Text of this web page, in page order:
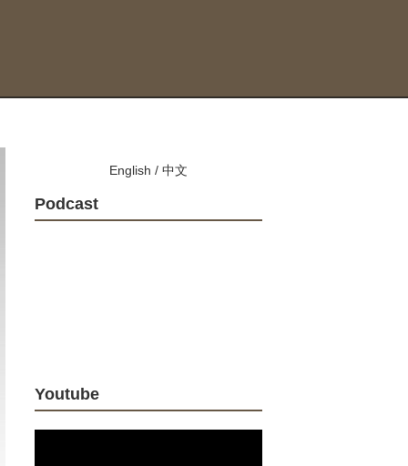
English / 中文
Podcast
Youtube